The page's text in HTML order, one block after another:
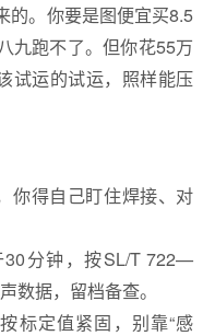
的。你要是图便宜买8.5
九跑不了。但你花55万
试运的试运，照样能压
你得自己盯住焊接、对
分钟，按SL/T 722—
数据，留档备查。
标定值紧固，别靠“感